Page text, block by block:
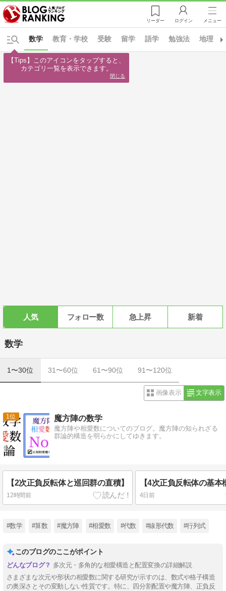
リーダー ログイン メニュー
教育・学校 受験 留学 語学 勉強法 地理
数学
人気 フォロー数 急上昇 新着
数学
1〜30位 31〜60位 61〜90位 91〜120位
画像表示 文字表示
1 魔方陣の数学
魔方陣や相愛数についてのブログ。魔方陣の知られざる
群論的構造を明らかにしてゆきます。
【2次正負反転体と巡回群の直積】
12時間前
【4次正負反転体の基本
4日前
#数学 #算数 #魔方陣 #相愛数 #代数 #線形代数 #行列式
このブログのここがポイント
多次元・多角的な相愛構造と配置変換の詳細解説
さまざまな次元や形状の相愛数に関する研究が示すのは、数式や格子構造
の奥深さとその変動しない性質です。特に、四分割配置や魔方陣、正負反
【Tips】このアイコンをタップすると、
カテゴリ一覧を表示できます。
閉じる